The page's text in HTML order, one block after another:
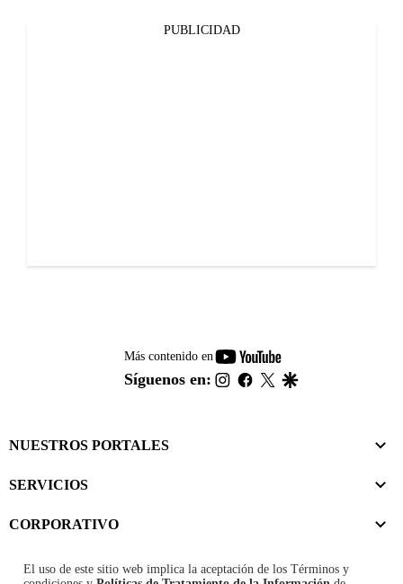
PUBLICIDAD
Más contenido en
youtube-
footer
Síguenos en: instagram
facebook
twitter
NUESTROS PORTALES
SERVICIOS
CORPORATIVO
El uso de este sitio web implica la aceptación de los Términos y